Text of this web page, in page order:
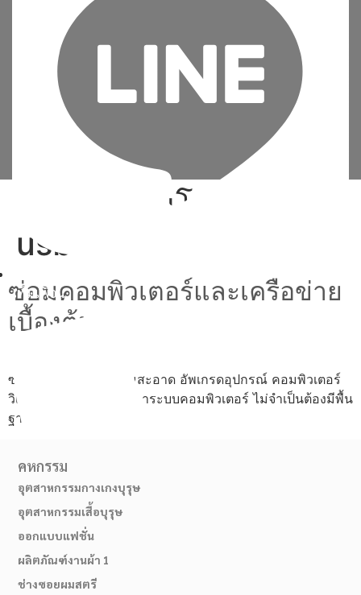
เพิ่มเพื่อน
ลง วินโดว์ 8 ด้วย
usb
ซ่อมคอมพิวเตอร์และเครือข่าย
เบื้องต้น
ซ่อม ประกอบ ทำความสะอาด อัพเกรดอุปกรณ์ คอมพิวเตอร์
วิเคราะห์และแก้ไขปัญหาระบบคอมพิวเตอร์ ไม่จำเป็นต้องมีพื้น
ฐาน
คหกรรม
อุตสาหกรรมกางเกงบุรุษ
อุตสาหกรรมเสื้อบุรุษ
ออกแบบแฟชั่น
ผลิตภัณฑ์งานผ้า 1
ช่างซอยผมสตรี